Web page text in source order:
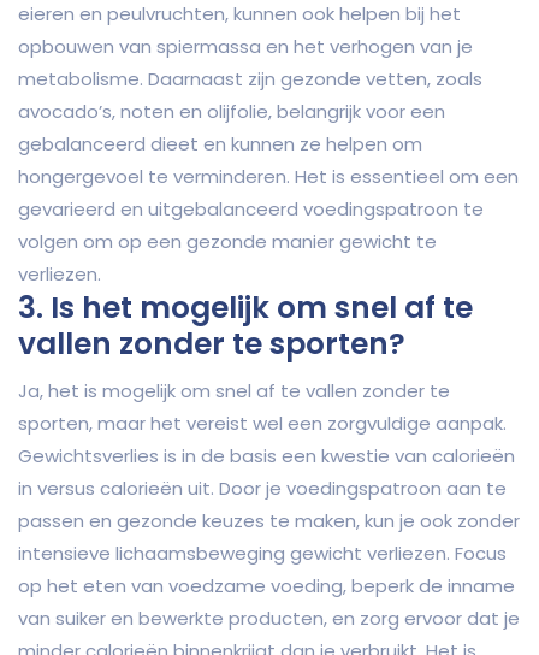
eieren en peulvruchten, kunnen ook helpen bij het
opbouwen van spiermassa en het verhogen van je
metabolisme. Daarnaast zijn gezonde vetten, zoals
avocado’s, noten en olijfolie, belangrijk voor een
gebalanceerd dieet en kunnen ze helpen om
hongergevoel te verminderen. Het is essentieel om een
gevarieerd en uitgebalanceerd voedingspatroon te
volgen om op een gezonde manier gewicht te
verliezen.
3. Is het mogelijk om snel af te
vallen zonder te sporten?
Ja, het is mogelijk om snel af te vallen zonder te
sporten, maar het vereist wel een zorgvuldige aanpak.
Gewichtsverlies is in de basis een kwestie van calorieën
in versus calorieën uit. Door je voedingspatroon aan te
passen en gezonde keuzes te maken, kun je ook zonder
intensieve lichaamsbeweging gewicht verliezen. Focus
op het eten van voedzame voeding, beperk de inname
van suiker en bewerkte producten, en zorg ervoor dat je